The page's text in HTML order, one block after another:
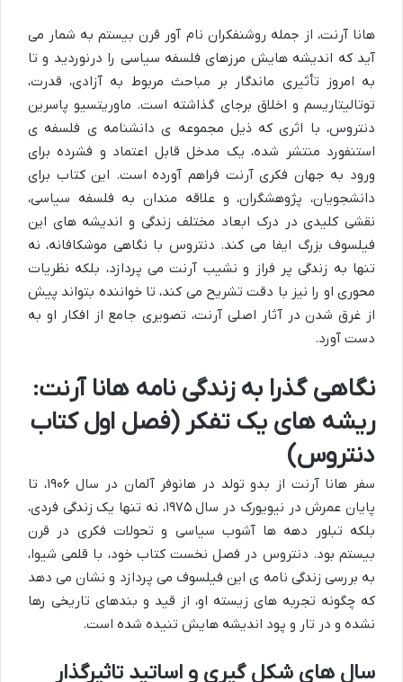
هانا آرنت، از جمله روشنفکران نام آور قرن بیستم به شمار می
آید که اندیشه هایش مرزهای فلسفه سیاسی را درنوردید و تا
به امروز تأثیری ماندگار بر مباحث مربوط به آزادی، قدرت،
توتالیتاریسم و اخلاق برجای گذاشته است. ماوریتسیو پاسرین
دنتروس، با اثری که ذیل مجموعه ی دانشنامه ی فلسفه ی
استنفورد منتشر شده، یک مدخل قابل اعتماد و فشرده برای
ورود به جهان فکری آرنت فراهم آورده است. این کتاب برای
دانشجویان، پژوهشگران، و علاقه مندان به فلسفه سیاسی،
نقشی کلیدی در درک ابعاد مختلف زندگی و اندیشه های این
فیلسوف بزرگ ایفا می کند. دنتروس با نگاهی موشکافانه، نه
تنها به زندگی پر فراز و نشیب آرنت می پردازد، بلکه نظریات
محوری او را نیز با دقت تشریح می کند، تا خواننده بتواند پیش
از غرق شدن در آثار اصلی آرنت، تصویری جامع از افکار او به
دست آورد.
نگاهی گذرا به زندگی نامه هانا آرنت:
ریشه های یک تفکر (فصل اول کتاب
دنتروس)
سفر هانا آرنت از بدو تولد در هانوفر آلمان در سال ۱۹۰۶، تا
پایان عمرش در نیویورک در سال ۱۹۷۵، نه تنها یک زندگی فردی،
بلکه تبلور دهه ها آشوب سیاسی و تحولات فکری در قرن
بیستم بود. دنتروس در فصل نخست کتاب خود، با قلمی شیوا،
به بررسی زندگی نامه ی این فیلسوف می پردازد و نشان می دهد
که چگونه تجربه های زیسته او، از قید و بندهای تاریخی رها
نشده و در تار و پود اندیشه هایش تنیده شده است.
سال های شکل گیری و اساتید تاثیرگذار